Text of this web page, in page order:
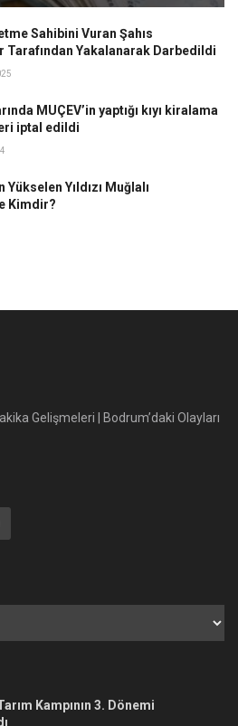
Sahibini Vuran Şahıs
Tarafından Yakalanarak Darbedildi
MUÇEV’in yaptığı kıyı kiralama
iptal edildi
Yükselen Yıldızı Muğlalı
Kimdir?
Gelişmeleri | Bodrum’daki Olayları
Kampının 3. Dönemi